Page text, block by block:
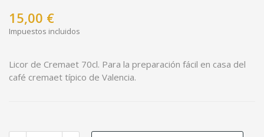
15,00 €
Impuestos incluidos
Licor de Cremaet 70cl. Para la preparación fácil en casa del
café cremaet típico de Valencia.